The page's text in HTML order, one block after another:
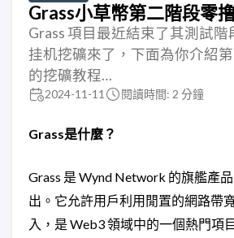
Grass小草幣第二階段零
Grass 項目最近結束了其測試
挂机挖礦來了，下面為你介紹
的挖礦教程…
2024-11-11 閱讀時間: 2 分鐘
Grass是什麼？
Grass 是 Wynd Network 的旗艦產
出。它允許用戶利用閒置的網路帶
入，是 Web3 領域中的一個熱門項